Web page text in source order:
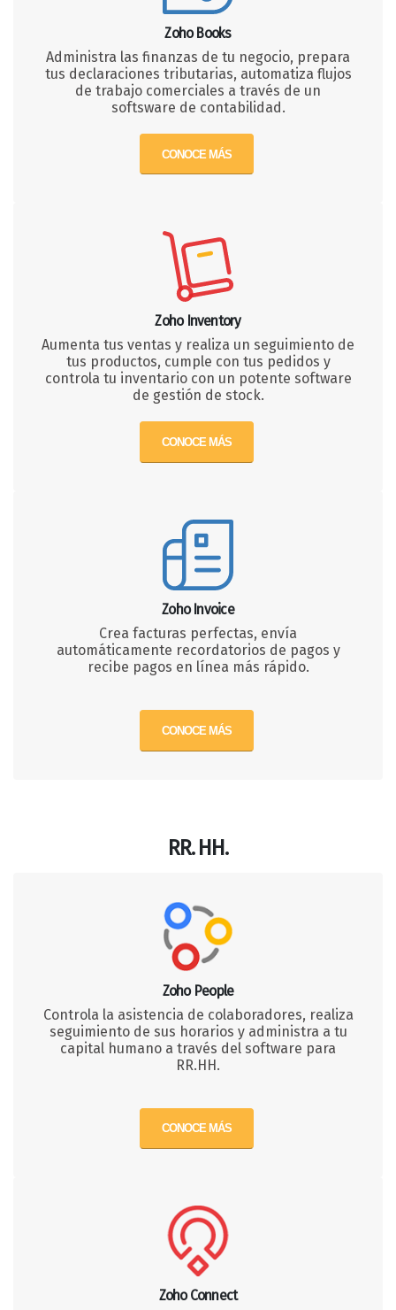
Zoho Books
Administra las finanzas de tu negocio, prepara
tus declaraciones tributarias, automatiza flujos
de trabajo comerciales a través de un
softsware de contabilidad.
CONOCE MÁS
Zoho Inventory
Aumenta tus ventas y realiza un seguimiento de
tus productos, cumple con tus pedidos y
controla tu inventario con un potente software
de gestión de stock.
CONOCE MÁS
Zoho Invoice
Crea facturas perfectas, envía
automáticamente recordatorios de pagos y
recibe pagos en línea más rápido.
CONOCE MÁS
RR. HH.
Zoho People
Controla la asistencia de colaboradores, realiza
seguimiento de sus horarios y administra a tu
capital humano a través del software para
RR.HH.
CONOCE MÁS
Zoho Connect